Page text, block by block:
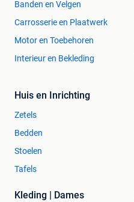
Banden en Velgen
Carrosserie en Plaatwerk
Motor en Toebehoren
Interieur en Bekleding
Huis en Inrichting
Zetels
Bedden
Stoelen
Tafels
Kleding | Dames